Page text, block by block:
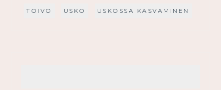
TOIVO USKO USKOSSA KASVAMINEN